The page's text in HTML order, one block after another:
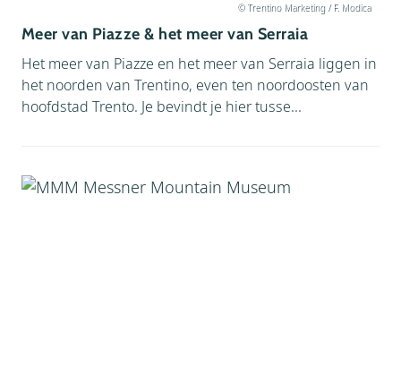
© Trentino Marketing / F. Modica
Meer van Piazze & het meer van Serraia
Het meer van Piazze en het meer van Serraia liggen in
het noorden van Trentino, even ten noordoosten van
hoofdstad Trento. Je bevindt je hier tusse...